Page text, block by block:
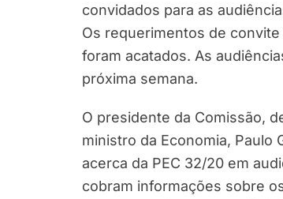
convidados para as
Os requerimentos de
foram acatados. As
próxima semana.
O presidente da Comissão,
ministro da Economia, Paulo
acerca da PEC 32/20 em
cobram informações sobre